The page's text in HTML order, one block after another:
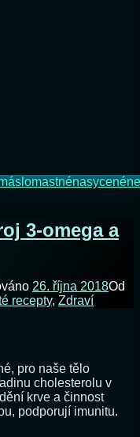
mastnénasycené
3-omega a
26. října 2018Od
recepty, Zdraví
pro naše tělo
cholesterolu v
krve a činnost
podporují imunitu.